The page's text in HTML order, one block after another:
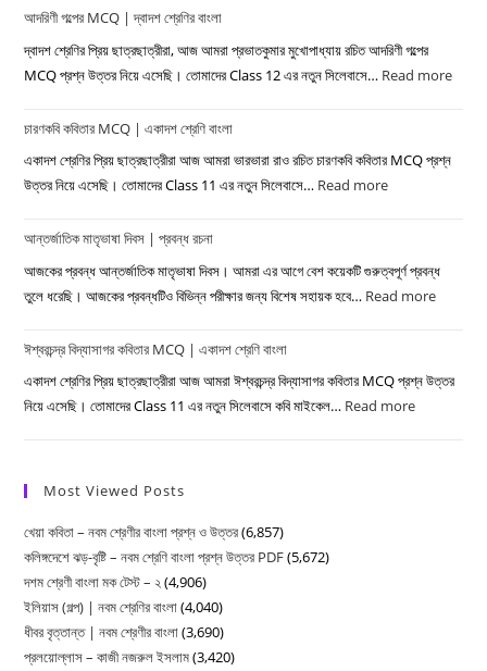
প্রশ্ন
উত্তর
|
দ্বাদশ
আদরিণী গল্পের MCQ | দ্বাদশ শ্রেণির বাংলা
দ্বাদশ শ্রেণির প্রিয় ছাত্রছাত্রীরা, আজ আমরা প্রভাতকুমার মুখোপাধ্যায় রচিত আদরিণী গল্পের
MCQ প্রশ্ন উত্তর নিয়ে এসেছি। তোমাদের Class 12 এর নতুন সিলেবাসে… Read more:
চারণকবি কবিতার MCQ | একাদশ শ্রেণি বাংলা
একাদশ শ্রেণির প্রিয় ছাত্রছাত্রীরা আজ আমরা ভারভারা রাও রচিত চারণকবি কবিতার MCQ প্রশ্ন
উত্তর নিয়ে এসেছি। তোমাদের Class 11 এর নতুন সিলেবাসে… Read more:
MCQ
|
বাংলা
আন্তর্জাতিক মাতৃভাষা দিবস | প্রবন্ধ রচনা
আজকের প্রবন্ধ আন্তর্জাতিক মাতৃভাষা দিবস। আমরা এর আগে বেশ কয়েকটি গুরুত্বপূর্ণ প্রবন্ধ
তুলে ধরেছি। আজকের প্রবন্ধটিও বিভিন্ন পরীক্ষার জন্য বিশেষ সহায়ক হবে… Read more:
দিবস
ঈশ্বরচন্দ্র বিদ্যাসাগর কবিতার MCQ | একাদশ শ্রেণি বাংলা
একাদশ শ্রেণির প্রিয় ছাত্রছাত্রীরা আজ আমরা ঈশ্বরচন্দ্র বিদ্যাসাগর কবিতার MCQ প্রশ্ন উত্তর
নিয়ে এসেছি। তোমাদের Class 11 এর নতুন সিলেবাসে কবি মাইকেল… Read more:
Most Viewed Posts
খেয়া কবিতা – নবম শ্রেণীর বাংলা প্রশ্ন ও উত্তর(6,857)
কলিঙ্গদেশে ঝড়-বৃষ্টি – নবম শ্রেণি বাংলা প্রশ্ন উত্তর PDF(5,672)
দশম শ্রেণী বাংলা মক টেস্ট – ২(4,906)
ইলিয়াস (গল্প) | নবম শ্রেণির বাংলা(4,040)
ধীবর বৃত্তান্ত | নবম শ্রেণীর বাংলা(3,690)
প্রলয়োল্লাস – কাজী নজরুল ইসলাম(3,420)